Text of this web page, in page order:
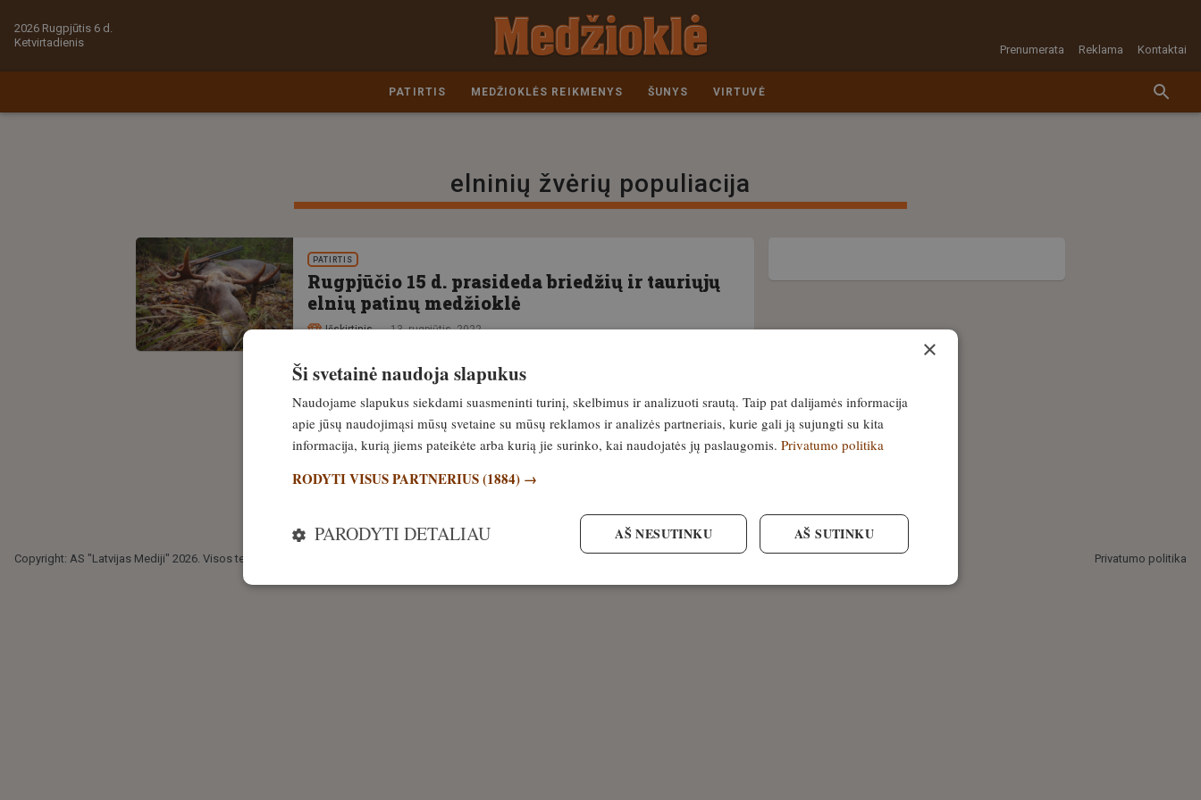
2026 Rugpjūtis 6 d.
Ketvirtadienis
Prenumerata Reklama Kontaktai
PATIRTIS MEDŽIOKLĖS REIKMENYS ŠUNYS VIRTUVĖ
elninių žvėrių populiacija
PATIRTIS
Rugpjūčio 15 d. prasideda briedžių ir tauriųjų
elnių patinų medžioklė
Išskirtinis 13. rugpjūtis, 2022
Copyright: AS "Latvijas Mediji" 2026. Visos teisės saugomos. Privatumo politika
×
Ši svetainė naudoja slapukus
Naudojame slapukus siekdami suasmeninti turinį, skelbimus ir analizuoti srautą. Taip pat dalijamės informacija
apie jūsų naudojimąsi mūsų svetaine su mūsų reklamos ir analizės partneriais, kurie gali ją sujungti su kita
informacija, kurią jiems pateikėte arba kurią jie surinko, kai naudojatės jų paslaugomis. Privatumo politika
RODYTI VISUS PARTNERIUS(1884) →
AŠ SUTINKU
AŠ NESUTINKU
PARODYTI DETALIAU